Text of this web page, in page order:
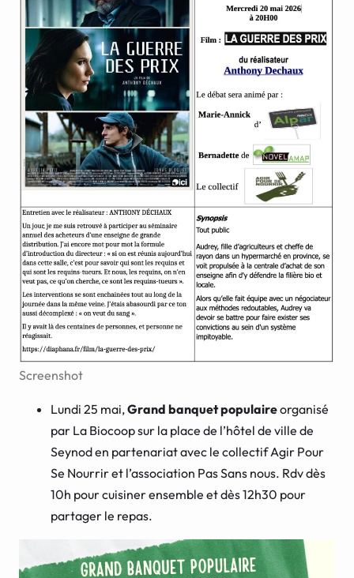
Screenshot
Lundi 25 mai,Grand banquet populaireorganisé
par La Biocoop sur la place de l’hôtel de ville de
Seynod en partenariat avec le collectif Agir Pour
Se Nourrir et l’association Pas Sans nous. Rdv dès
10h pour cuisiner ensemble et dès 12h30 pour
partager le repas.